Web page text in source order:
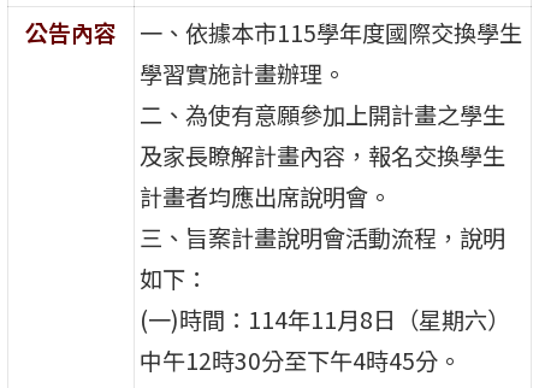
公告內容
一、依據本市115學年度國際交換學生
學習實施計畫辦理。
二、為使有意願參加上開計畫之學生
及家長瞭解計畫內容，報名交換學生
計畫者均應出席說明會。
三、旨案計畫說明會活動流程，說明
如下：
(一)時間：114年11月8日（星期六）
中午12時30分至下午4時45分。